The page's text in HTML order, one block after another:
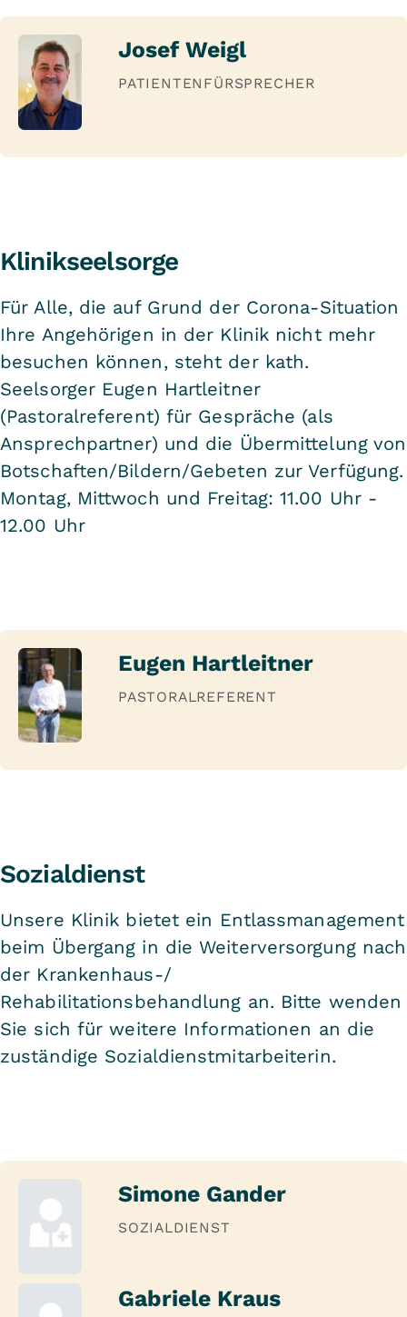
Josef Weigl
PATIENTENFÜRSPRECHER
Klinikseelsorge
Für Alle, die auf Grund der Corona-Situation
Ihre Angehörigen in der Klinik nicht mehr
besuchen können, steht der kath.
Seelsorger Eugen Hartleitner
(Pastoralreferent) für Gespräche (als
Ansprechpartner) und die Übermittelung von
Botschaften/Bildern/Gebeten zur Verfügung.
Montag, Mittwoch und Freitag: 11.00 Uhr -
12.00 Uhr
Eugen Hartleitner
PASTORALREFERENT
Sozialdienst
Unsere Klinik bietet ein Entlassmanagement
beim Übergang in die Weiterversorgung nach
der Krankenhaus-/
Rehabilitationsbehandlung an. Bitte wenden
Sie sich für weitere Informationen an die
zuständige Sozialdienstmitarbeiterin.
Simone Gander
SOZIALDIENST
Gabriele Kraus